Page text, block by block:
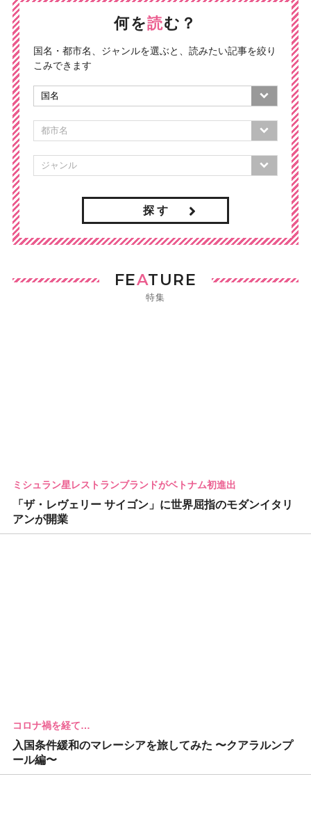
何を読む？
国名・都市名、ジャンルを選ぶと、読みたい記事を絞り
こみできます
探 す
FEATURE
特集
ミシュラン星レストランブランドがベトナム初進出
「ザ・レヴェリー サイゴン」に世界屈指のモダンイタリ
アンが開業
コロナ禍を経て…
入国条件緩和のマレーシアを旅してみた 〜クアラルンプ
ール編〜